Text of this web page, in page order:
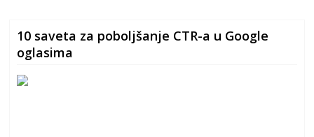
10 saveta za poboljšanje CTR-a u Google
oglasima